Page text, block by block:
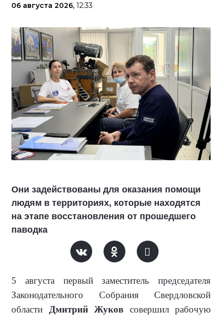
06 августа 2026, 12:33
Они задействованы для оказания помощи
людям в территориях, которые находятся
на этапе восстановления от прошедшего
паводка
5 августа первый заместитель председателя
Законодательного Собрания Свердловской
области
Дмитрий Жуков совершил рабочую